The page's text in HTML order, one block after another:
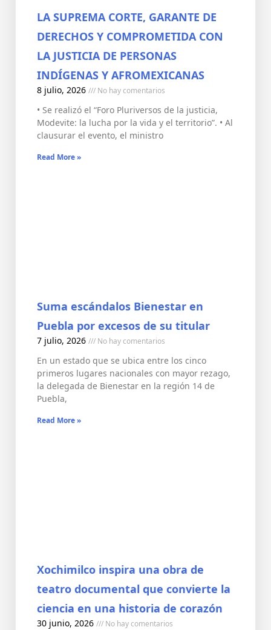
LA SUPREMA CORTE, GARANTE DE
DERECHOS Y COMPROMETIDA CON
LA JUSTICIA DE PERSONAS
INDÍGENAS Y AFROMEXICANAS
8 julio, 2026 No hay comentarios
• Se realizó el “Foro Pluriversos de la justicia,
Modevite: la lucha por la vida y el territorio”. • Al
clausurar el evento, el ministro
Read More »
Suma escándalos Bienestar en
Puebla por excesos de su titular
7 julio, 2026 No hay comentarios
En un estado que se ubica entre los cinco
primeros lugares nacionales con mayor rezago,
la delegada de Bienestar en la región 14 de
Puebla,
Read More »
Xochimilco inspira una obra de
teatro documental que convierte la
ciencia en una historia de corazón
30 junio, 2026 No hay comentarios